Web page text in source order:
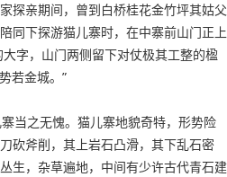
探亲期间，曾到白桥桂花金竹坪其姑父
同下探游猫儿寨时，在中寨前山门正上
字，山门两侧留下对仗极其工整的楹
若金城。”
当之无愧。猫儿寨地貌奇特，形势险
砍斧削，其上岩石凸滑，其下乱石密
生，杂草遍地，中间有少许古代青石建